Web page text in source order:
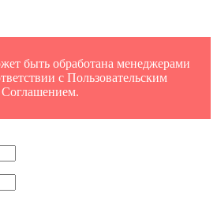
быть обработана менеджерами
с Пользовательским
Соглашением.